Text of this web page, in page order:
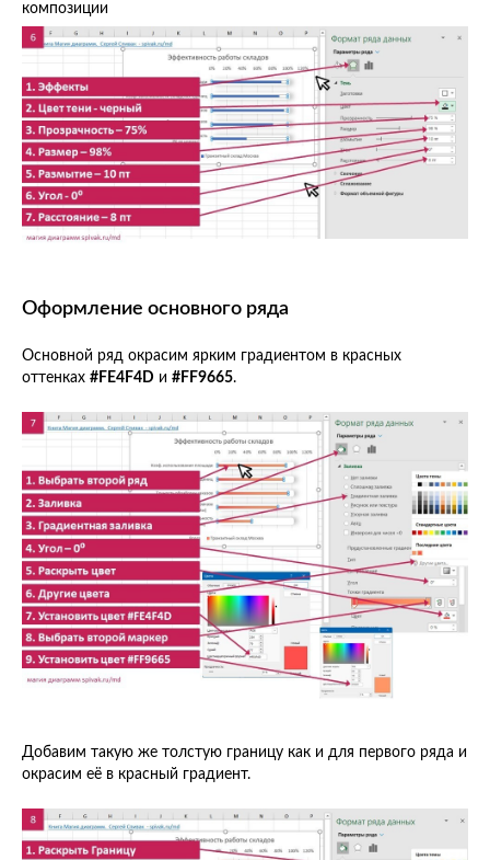
композиции
Оформление основного ряда
Основной ряд окрасим ярким градиентом в красных
оттенках #FE4F4D и #FF9665.
Добавим такую же толстую границу как и для первого ряда и
окрасим её в красный градиент.